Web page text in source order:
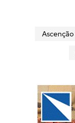
Ascenção